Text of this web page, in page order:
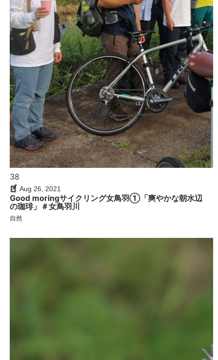
38
Aug 26, 2021
Good moringサイクリング女鳥羽①「爽やかな朝水辺
の珈琲」＃女鳥羽川
自然